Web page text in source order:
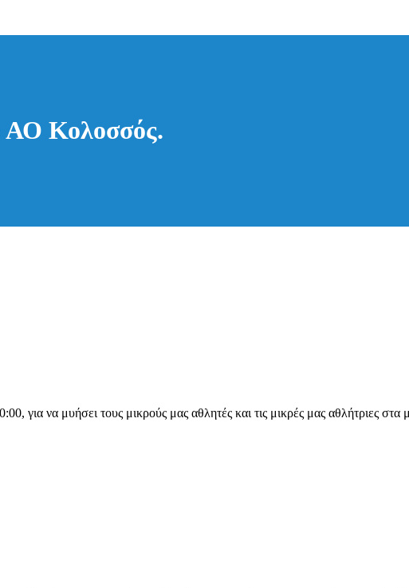
ΑΟ Κολοσσός.
να μυήσει τους μικρούς μας αθλητές και τις μικρές μας αθλήτριες στα